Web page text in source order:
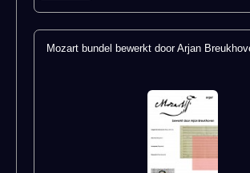
Mozart bundel bewerkt door Arjan